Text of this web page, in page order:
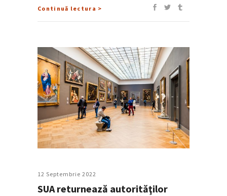
Continuă lectura >
12 Septembrie 2022
SUA returnează autorităţilor